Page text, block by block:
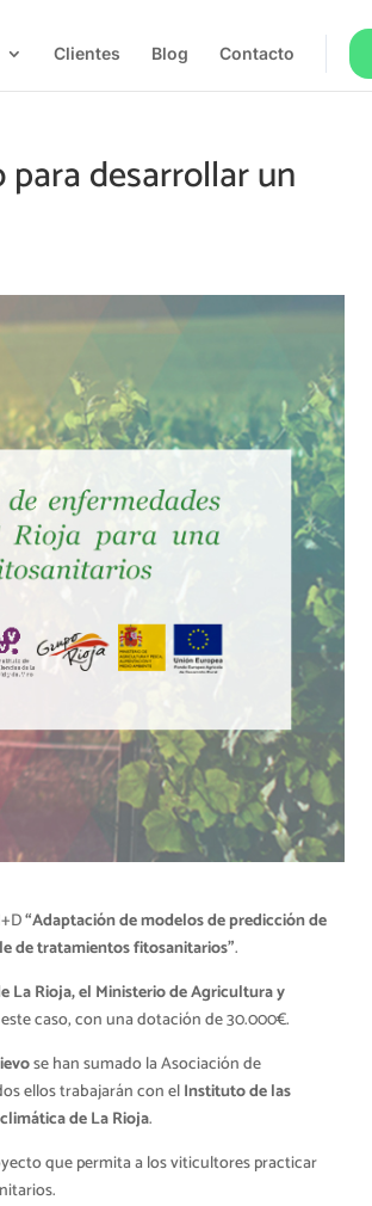
Clientes Blog Contacto
desarrollar un
“Adaptación de modelos de predicción de
de tratamientos fitosanitarios”.
La Rioja, el Ministerio de Agricultura y
caso, con una dotación de 30.000€.
se han sumado la Asociación de
ellos trabajarán con elInstituto de las
de La Rioja.
que permita a los viticultores practicar